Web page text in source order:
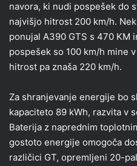
navora, ki nudi pospešek do
najvišjo hitrost 200 km/h.
ponujal A390 GTS s 470 KM
pospešek so 100 km/h mine
hitrost pa znaša 220 km/h.
Za shranjevanje energije bo
kapaciteto 89 kWh, razvita v
Baterija z naprednim
gostoto energije omogoča
različici GT, opremljeni 20-